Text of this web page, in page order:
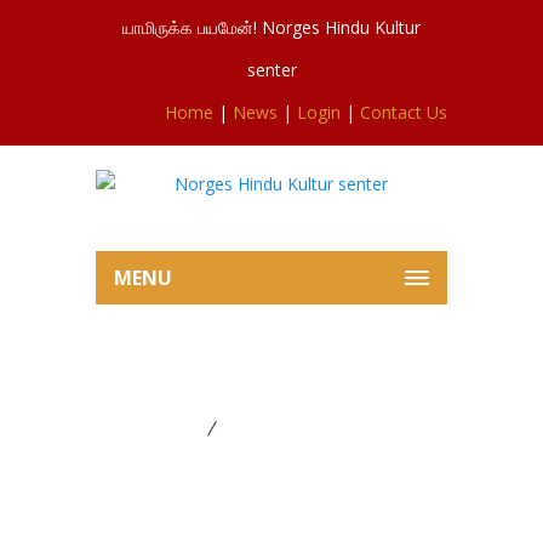
யாமிருக்க பயமேன்! Norges Hindu Kultur
senter
Home | News | Login | Contact Us
MENU